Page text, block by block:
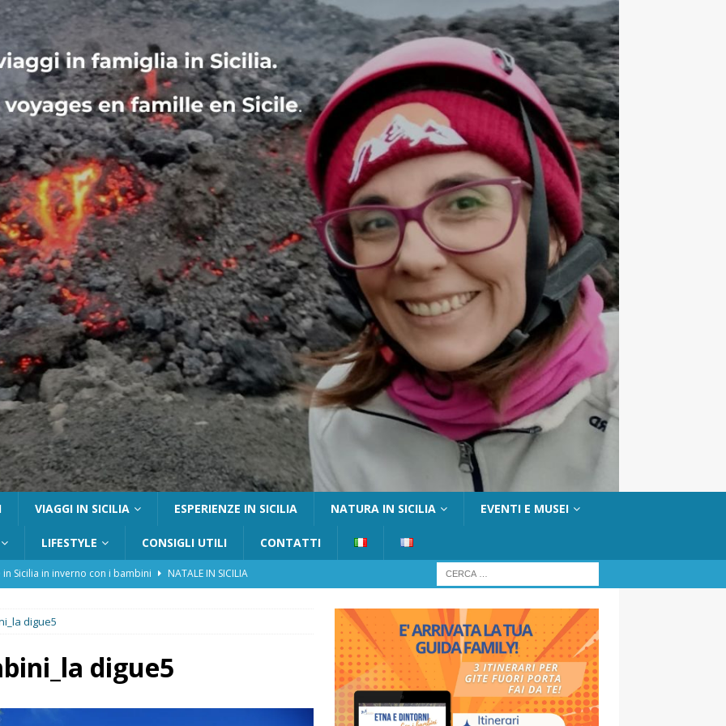
VIAGGI IN SICILIA ESPERIENZE IN SICILIA NATURA IN SICILIA EVENTI E MUSEI
LIFESTYLE CONSIGLI UTILI CONTATTI
in Sicilia in inverno con i bambini
NATALE IN SICILIA
con bambini: guida completa su come arrivare,
FUORI PORTA
a Pantelleria: dammusi vista mare e resort immersi nella natura
digue5
digue5